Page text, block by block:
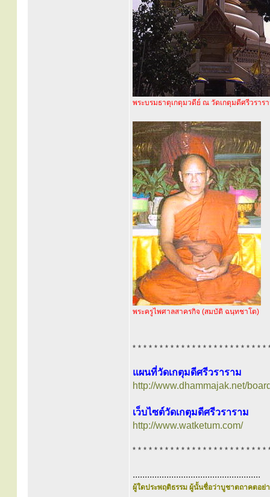
พระบรมธาตุเกตุมวดีย์ ณ วัดเกตุมดีศรีวราร
พระครูไพศาลสาครกิจ (สมบัติ ฉนฺทชาโต)
* * * * * * * * * * * * * * * * * * * * * * * * *
แผนที่วัดเกตุมดีศรีวราราม
http://www.dhammajak.net/
เว็บไซต์วัดเกตุมดีศรีวราราม
http://www.watketum.com/
* * * * * * * * * * * * * * * * * * * * * * * * *
.....................................................
ผู้ใดประพฤติธรรม ผู้นั้นชื่อว่าบูชาตถาคตอย่า